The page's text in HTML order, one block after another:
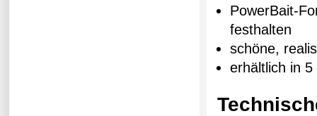
PowerBait-
festhalten
schöne,
erhältlich in